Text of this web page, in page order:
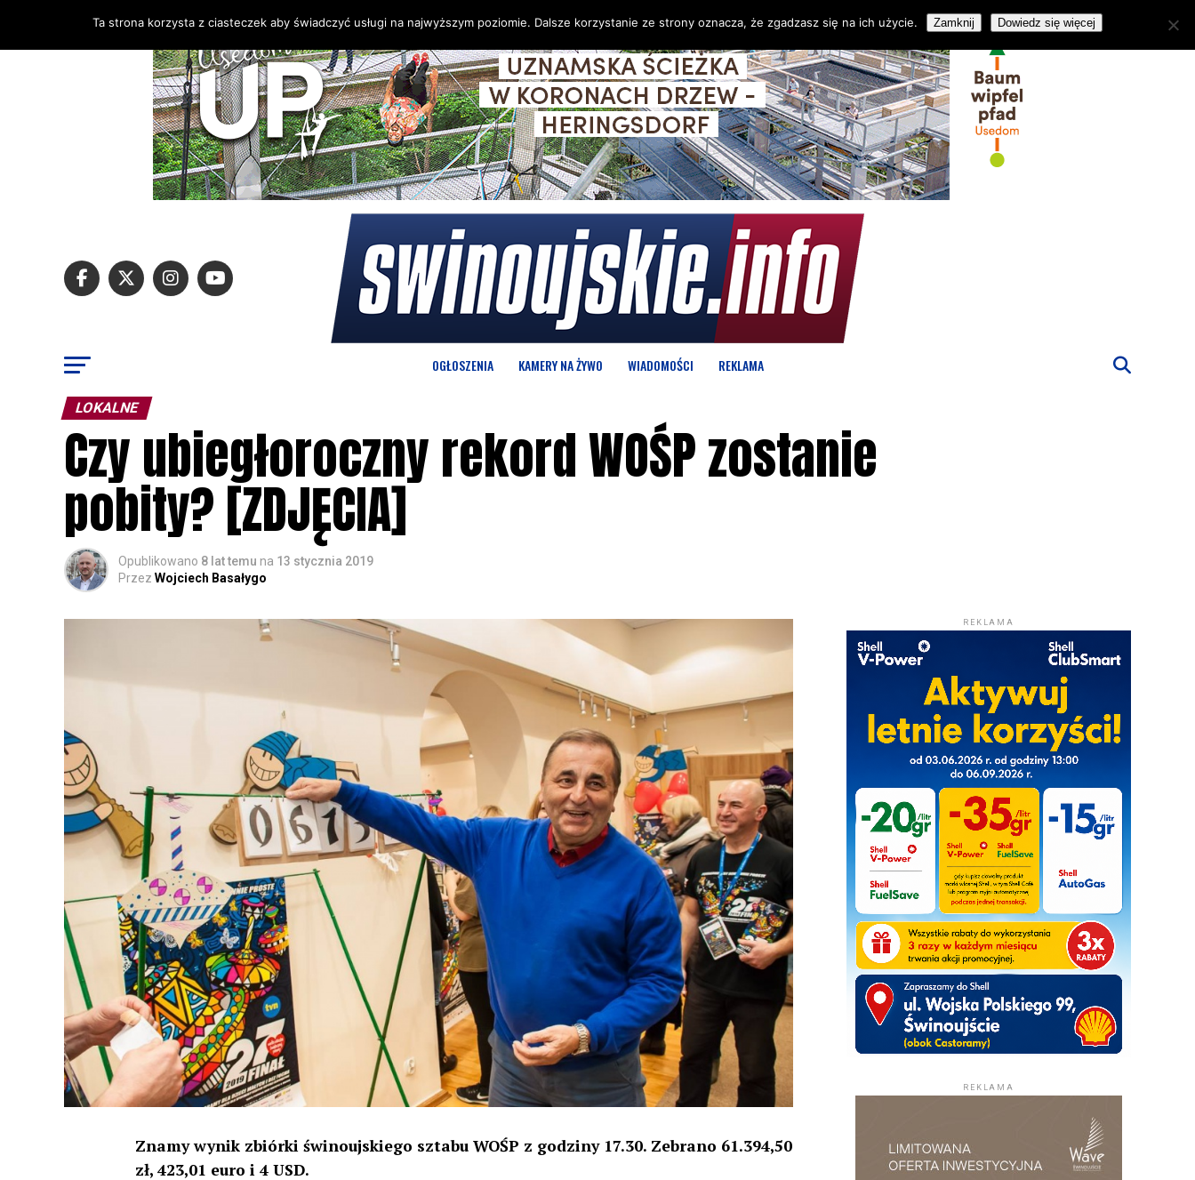
OGŁOSZENIA KAMERY NA ŻYWO WIADOMOŚCI REKLAMA
LOKALNE
Czy ubiegłoroczny rekord WOŚP zostanie
pobity? [ZDJĘCIA]
Opublikowano 8 lat temu na 13 stycznia 2019
Przez Wojciech Basałygo
Znamy wynik zbiórki świnoujskiego sztabu WOŚP z godziny 17.30. Zebrano 61.394,50
zł, 423,01 euro i 4 USD.
REKLAMA
REKLAMA
Ta strona korzysta z ciasteczek aby świadczyć usługi na najwyższym poziomie. Dalsze korzystanie ze strony oznacza, że zgadzasz się na ich użycie. Zamknij Dowiedz się więcej